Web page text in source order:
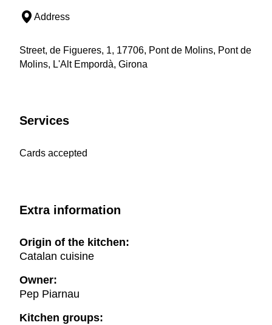
Address
Street, de Figueres, 1, 17706, Pont de Molins, Pont de
Molins, L'Alt Empordà, Girona
Services
Cards accepted
Extra information
Origin of the kitchen:
Catalan cuisine
Owner:
Pep Piarnau
Kitchen groups: